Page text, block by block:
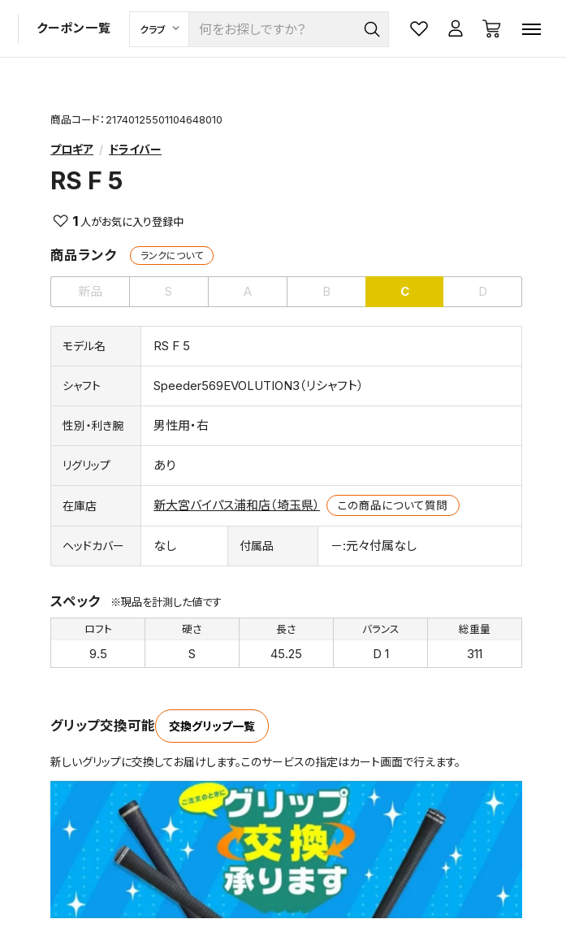
クーポン一覧
商品コード：21740125501104648010
プロギア ドライバー
RS F 5
1
商品ランク ランクについて
新品 S A B C D
モデル名 RS F 5
シャフト Speeder569EVOLUTION3（リシャフト）
性別・利き腕 男性用・右
リグリップ あり
在庫店 新大宮バイパス浦和店（埼玉県） この商品について質問
ヘッドカバー なし 付属品 －:元々付属なし
スペック ※現品を計測した値です
ロフト
9.5
硬さ
S
長さ
45.25
バランス
D 1
総重量
311
グリップ交換可能 交換グリップ一覧
新しいグリップに交換してお届けします。このサービスの指定はカート画面で行えます。